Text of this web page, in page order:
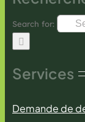
Search for:
Services
Demande de